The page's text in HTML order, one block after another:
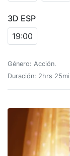
3D ESP
19:00
Género: Acción.
Duración: 2hrs